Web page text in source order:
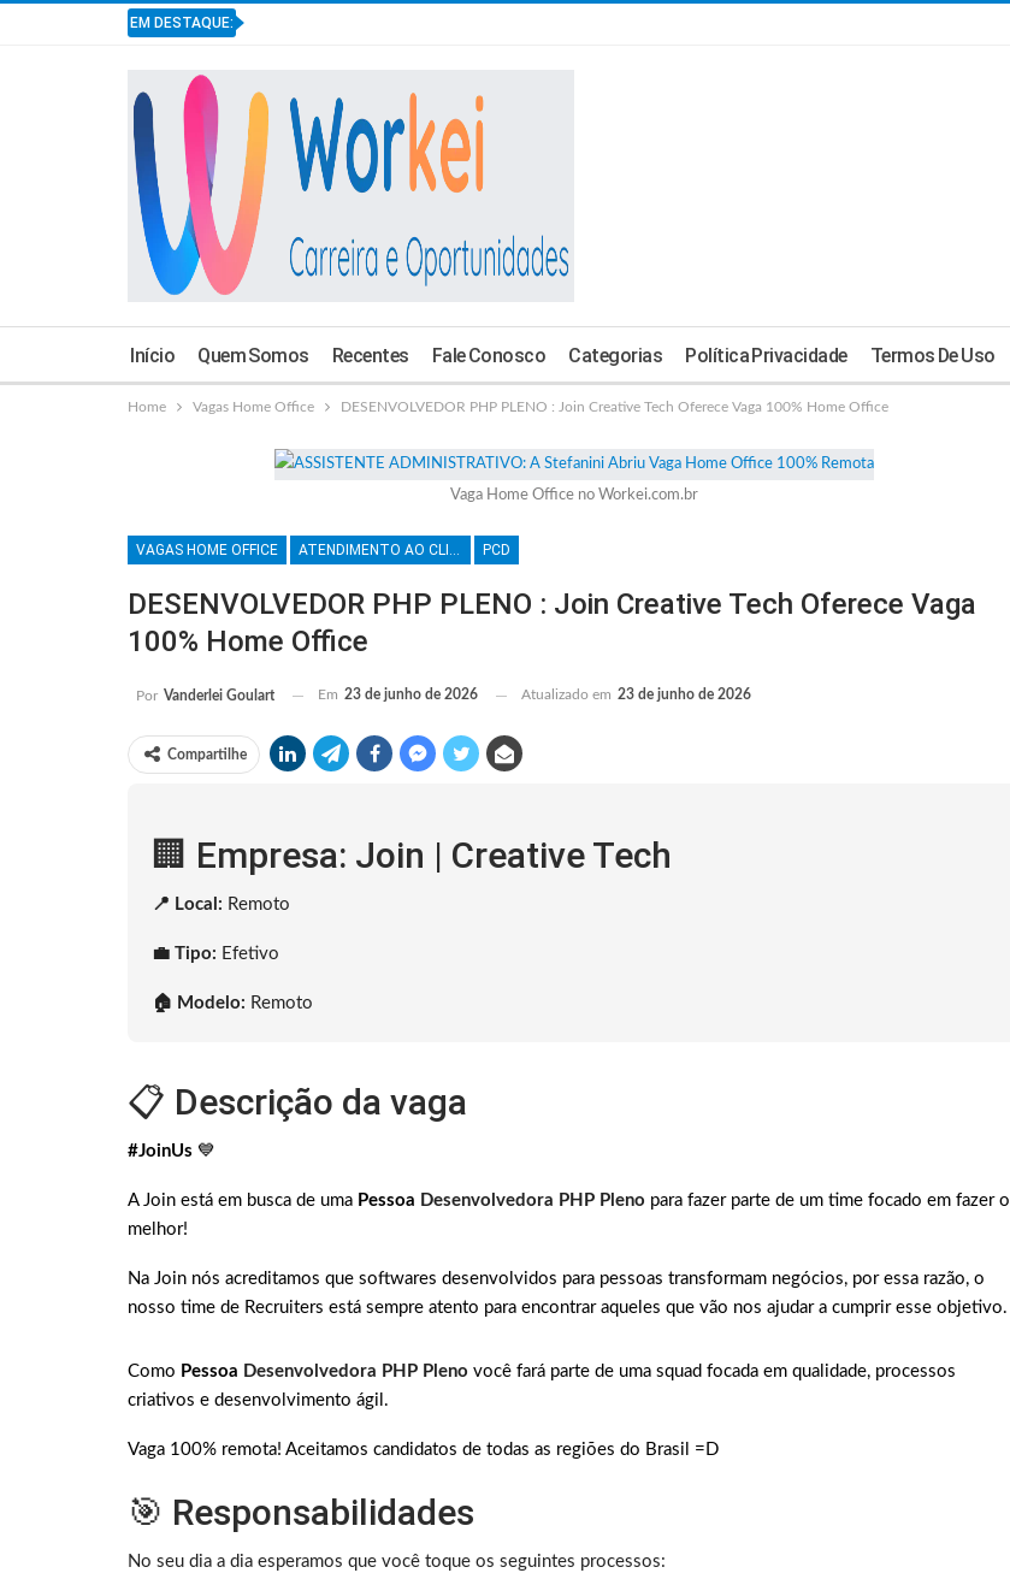
EM DESTAQUE:
Início Quem Somos Recentes Fale Conosco Categorias Política Privacidade Termos De Uso
Home Vagas Home Office DESENVOLVEDOR PHP PLENO : Join Creative Tech Oferece Vaga 100% Home Office
Vaga Home Office no Workei.com.br
VAGAS HOME OFFICE ATENDIMENTO AO CLIENTE PCD
DESENVOLVEDOR PHP PLENO : Join Creative Tech Oferece Vaga
100% Home Office
Por Vanderlei Goulart Em 23 de junho de 2026 Atualizado em 23 de junho de 2026
Compartilhe
🏢 Empresa: Join | Creative Tech
📍 Local: Remoto
💼 Tipo: Efetivo
🏠 Modelo: Remoto
📋 Descrição da vaga
#JoinUs 💙
A Join está em busca de uma Pessoa Desenvolvedora PHP Pleno para fazer parte de um time focado em fazer o
melhor!
Na Join nós acreditamos que softwares desenvolvidos para pessoas transformam negócios, por essa razão, o
nosso time de Recruiters está sempre atento para encontrar aqueles que vão nos ajudar a cumprir esse objetivo.
Como Pessoa Desenvolvedora PHP Pleno você fará parte de uma squad focada em qualidade, processos
criativos e desenvolvimento ágil.
Vaga 100% remota! Aceitamos candidatos de todas as regiões do Brasil =D
🎯 Responsabilidades
No seu dia a dia esperamos que você toque os seguintes processos: